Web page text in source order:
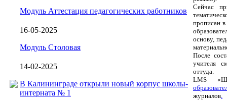
Модуль Аттестация педагогических работников
16-05-2025
Модуль Столовая
14-02-2025
В Калининграде открыли новый корпус школы-
интерната № 1
Сейчас
прописан
основу,
После
учителя
оттуда.
LMS
журналов.